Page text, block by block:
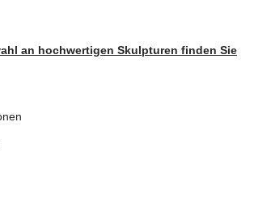
an hochwertigen Skulpturen finden Sie